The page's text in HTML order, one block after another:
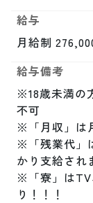
給与
月給制
給与備考
※18歳未満の
不可
※「月収」は
※「残業代」
かり支給され
※「寮」はTV
り！！！